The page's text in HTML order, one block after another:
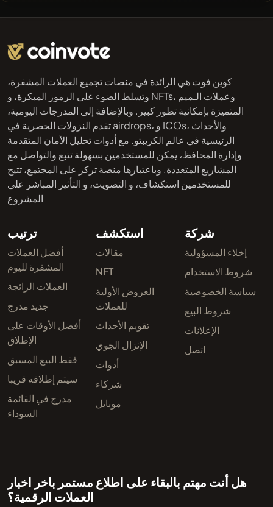
كوين فوت هي الرائدة في منصات تجميع العملات المشفرة،
وتسلط الضوء على الرموز المبكرة، و NFTs، وعملات الـميم
المتميزة بإمكانية تطور كبير. وبالإضافة إلى المدرجات اليومية،
تقدم النزولات الحصرية في airdrops، و ICOs، والأحداث
الرئيسية في عالم الكريبتو. مع أدوات تحليل الأمان المتقدمة
وإدارة المحافظ، يمكن للمستخدمين بسهولة تتبع والتواصل مع
المشاريع المتعددة. وباعتبارها منصة تركز على المجتمع، تتيح
للمستخدمين استكشاف، و التصويت، و التأثير المباشر على
المشروع
ترتيب
أفضل العملات
المشفرة لليوم
العملات الرائجة
جديد مدرج
أفضل الأوقات على
الإطلاق
فقط البيع المسبق
سيتم إطلاقه قريبا
مدرج في القائمة
السوداء
استكشف
مقالات
NFT
العروض الأولية
للعملات
تقويم الأحداث
الإنزال الجوي
أدوات
شركاء
موبايل
شركة
إخلاء المسؤولية
شروط الاستخدام
سياسة الخصوصية
شروط البيع
الإعلانات
اتصل
هل أنت مهتم بالبقاء على اطلاع مستمر باخر اخبار
العملات الرقمية؟